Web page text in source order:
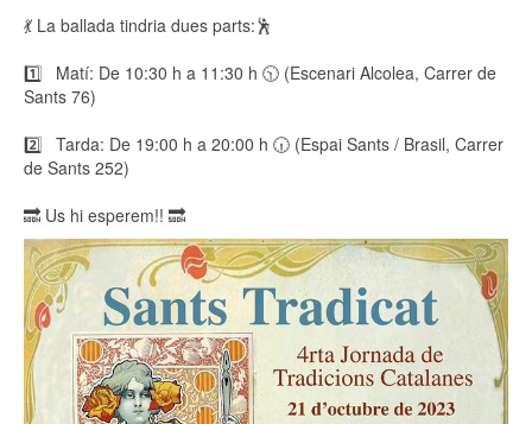
💃 La ballada tindria dues parts:🕺
1️⃣ Matí: De 10:30 h a 11:30 h 🕥 (Escenari Alcolea, Carrer de
Sants 76)
2️⃣ Tarda: De 19:00 h a 20:00 h 🕡 (Espai Sants / Brasil, Carrer
de Sants 252)
🔜 Us hi esperem!! 🔜